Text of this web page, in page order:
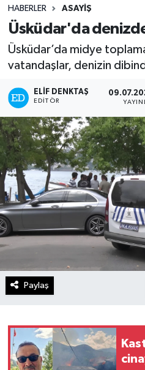
HABERLER ASAYIŞ
Üsküdar'da
Üsküdar’da midye
vatandaşlar, denizin
ELIF DENKTAŞ
EDITÖR
Paylaş
Magazin
Spor
Sağlık
Teknoloji
Turizm
Kültür - Sanat
Lider Haber TV Canlı
Süper Lig Puan
Tüm Manşetler
Son Dakika Haberleri
Haber Arşivi